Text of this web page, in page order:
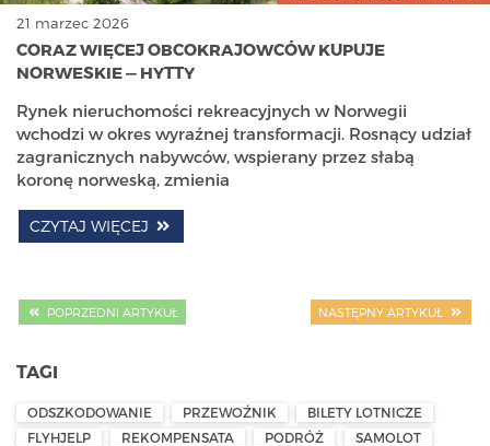
21 marzec 2026
CORAZ WIĘCEJ OBCOKRAJOWCÓW KUPUJE
NORWESKIE — HYTTY
Rynek nieruchomości rekreacyjnych w Norwegii
wchodzi w okres wyraźnej transformacji. Rosnący udział
zagranicznych nabywców, wspierany przez słabą
koronę norweską, zmienia
CZYTAJ WIĘCEJ
POPRZEDNI ARTYKUŁ NASTĘPNY ARTYKUŁ
TAGI
ODSZKODOWANIE PRZEWOŹNIK
BILETY LOTNICZE
FLYHJELP
REKOMPENSATA PODRÓŻ
SAMOLOT